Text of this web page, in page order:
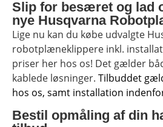
Outlet
Tips og tricks
4.4 Google Reviews
4.7 Trustpilot
Slip for besæret og lad
nye Husqvarna
Lige nu kan du købe udvalgte
robotplæneklippere inkl.
priser her hos os! Det gælder
kablede løsninger. Tilbuddet
hos os, samt installation
Bestil opmåling af din